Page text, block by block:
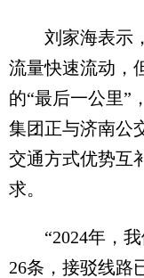
刘家海表示，
流量快速流动，
的“最后一公里”
集团正与济南公
交通方式优势互
求。
“2024年，我
26条，接驳线路